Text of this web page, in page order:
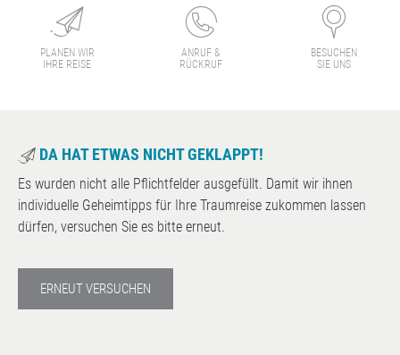
PLANEN WIR
IHRE REISE
ANRUF &
RÜCKRUF
BESUCHEN
SIE UNS
DA HAT ETWAS NICHT GEKLAPPT!
Es wurden nicht alle Pflichtfelder ausgefüllt. Damit wir ihnen
individuelle Geheimtipps für Ihre Traumreise zukommen lassen
dürfen, versuchen Sie es bitte erneut.
ERNEUT VERSUCHEN